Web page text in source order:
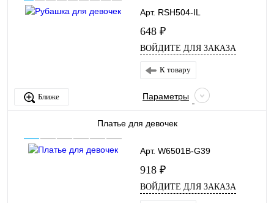
Арт. RSH504-IL
648 ₽
ВОЙДИТЕ ДЛЯ ЗАКАЗА
Ближе
К товару
Параметры
Платье для девочек
Арт. W6501B-G39
918 ₽
ВОЙДИТЕ ДЛЯ ЗАКАЗА